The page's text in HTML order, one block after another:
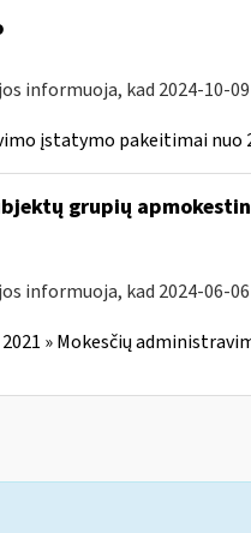
informuoja, kad 2024-10-
įstatymo pakeitimai nuo
grupių
informuoja, kad 2024-06-
2021 » Mokesčių